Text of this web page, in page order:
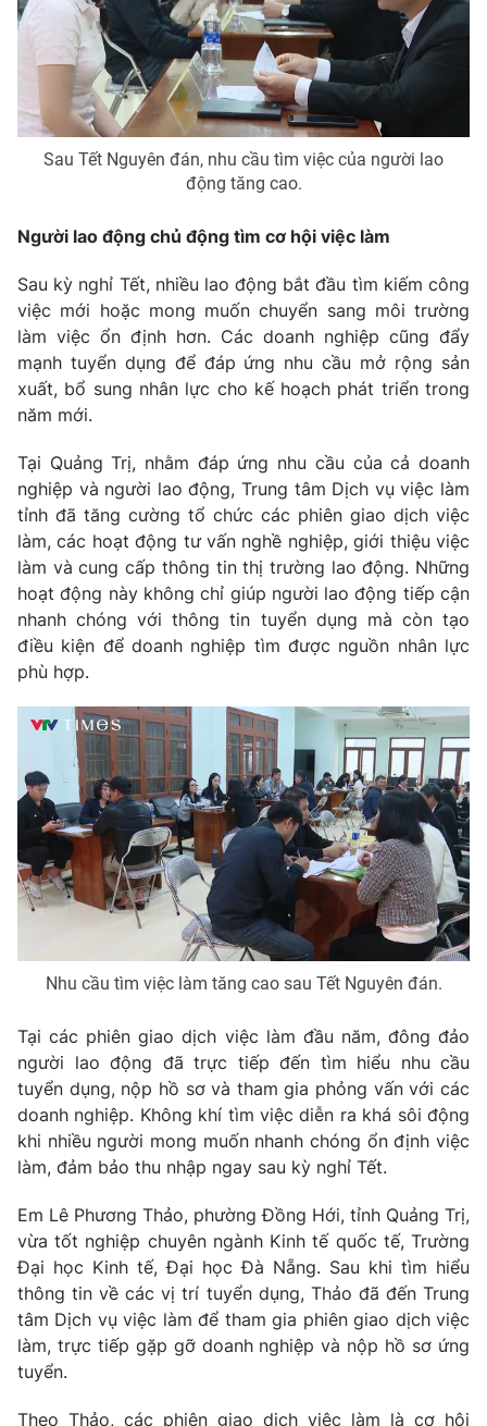
Hậu trường
Nhân vật
Khán giả
Giải sao mai
Điện ảnh
Âm nhạc
Sao
Đời sống
Du lịch
Làm đẹp
Chất lượng cuộc sống
Giáo dục
Tuyển sinh
Thị trường
Tư vấn
Giao lưu trực tuyến
Lịch phát sóng
Chuyên mục khác
Emagazine
Photo Infographic
Video Shorts video
VTV Money VTV Thể thao
VTV Sức khoẻ
Thị trường 24h Tấm lòng Việt
VTV4 Vươn mình bằng AI
VTV9 VTV8
Liên hệ tòa soạn English
THỜI BÁO VTV
Theo dõi báo trên
Cơ quan chủ quản:Đài Truyền hình Việt Nam
Giấy phép hoạt động báo in và báo điện tử số 483/GP-BTTTT
cấp ngày 29/12/2023
Tổng Biên tập:
Vũ Thanh Thủy
Phó Tổng Biên tập: Nguyễn Thị Mỹ Hạnh, Phạm Quốc Thắng,
Nguyễn Trọng Ninh
Tổng đài VTV:
Sau Tết Nguyên đán, nhu cầu tìm việc của người lao
động tăng cao.
Người lao động chủ động tìm cơ hội việc làm
Sau kỳ nghỉ Tết, nhiều lao động bắt đầu tìm kiếm công
việc mới hoặc mong muốn chuyển sang môi trường
làm việc ổn định hơn. Các doanh nghiệp cũng đẩy
mạnh tuyển dụng để đáp ứng nhu cầu mở rộng sản
xuất, bổ sung nhân lực cho kế hoạch phát triển trong
năm mới.
Tại Quảng Trị, nhằm đáp ứng nhu cầu của cả doanh
nghiệp và người lao động, Trung tâm Dịch vụ việc làm
tỉnh đã tăng cường tổ chức các phiên giao dịch việc
làm, các hoạt động tư vấn nghề nghiệp, giới thiệu việc
làm và cung cấp thông tin thị trường lao động. Những
hoạt động này không chỉ giúp người lao động tiếp cận
nhanh chóng với thông tin tuyển dụng mà còn tạo
điều kiện để doanh nghiệp tìm được nguồn nhân lực
phù hợp.
Nhu cầu tìm việc làm tăng cao sau Tết Nguyên đán.
Tại các phiên giao dịch việc làm đầu năm, đông đảo
người lao động đã trực tiếp đến tìm hiểu nhu cầu
tuyển dụng, nộp hồ sơ và tham gia phỏng vấn với các
doanh nghiệp. Không khí tìm việc diễn ra khá sôi động
khi nhiều người mong muốn nhanh chóng ổn định việc
làm, đảm bảo thu nhập ngay sau kỳ nghỉ Tết.
Em Lê Phương Thảo, phường Đồng Hới, tỉnh Quảng Trị,
vừa tốt nghiệp chuyên ngành Kinh tế quốc tế, Trường
Đại học Kinh tế, Đại học Đà Nẵng. Sau khi tìm hiểu
thông tin về các vị trí tuyển dụng, Thảo đã đến Trung
tâm Dịch vụ việc làm để tham gia phiên giao dịch việc
làm, trực tiếp gặp gỡ doanh nghiệp và nộp hồ sơ ứng
tuyển.
Theo Thảo, các phiên giao dịch việc làm là cơ hội